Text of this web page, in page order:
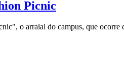
Picnic
o arraial do campus, que